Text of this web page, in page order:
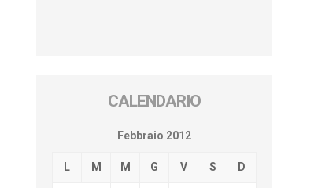
CALENDARIO
Febbraio 2012
L M M G V S D